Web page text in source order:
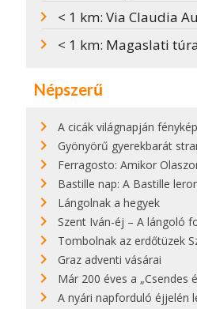
< 1 km: Via Claudia
< 1 km: Magaslati
Népszerű
A cicák világnapján fényképeztük ezt a bokor
Gyönyörű gyerekbarát strandok Olaszországban -
Ferragosto: Amikor
Bastille nap: A Bastille lerombolása az
Lángolnak a hegyek
Szent Iván-éj – A lángoló
Tombolnak az erdőtüzek
Graz adventi vásárai
Már 200 éves a „Csendes éj!
A nyári napforduló éjjelén legendás hegyi